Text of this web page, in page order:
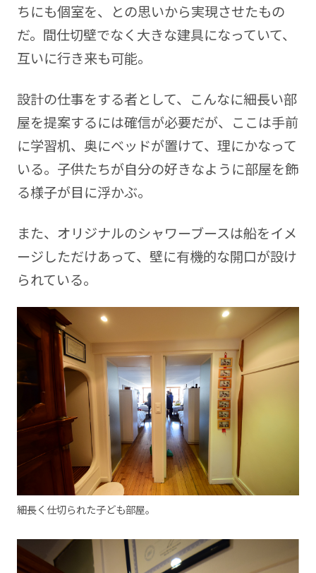
ちにも個室を、との思いから実現させたもの
だ。間仕切壁でなく大きな建具になっていて、
互いに行き来も可能。
設計の仕事をする者として、こんなに細長い部
屋を提案するには確信が必要だが、ここは手前
に学習机、奥にベッドが置けて、理にかなって
いる。子供たちが自分の好きなように部屋を飾
る様子が目に浮かぶ。
また、オリジナルのシャワーブースは船をイメ
ージしただけあって、壁に有機的な開口が設け
られている。
細長く仕切られた子ども部屋。